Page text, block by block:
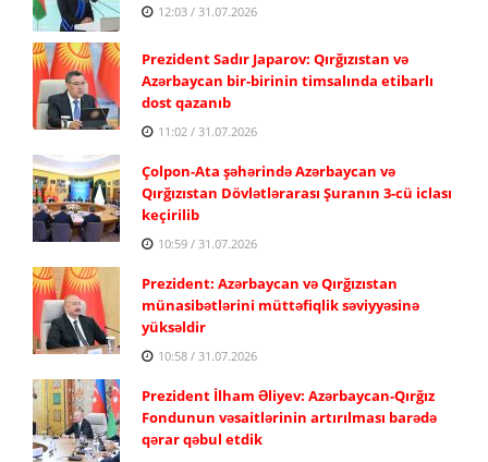
12:03 / 31.07.2026
Prezident Sadır Japarov: Qırğızıstan və
Azərbaycan bir-birinin timsalında etibarlı
dost qazanıb
11:02 / 31.07.2026
Çolpon-Ata şəhərində Azərbaycan və
Qırğızıstan Dövlətlərarası Şuranın 3-cü iclası
keçirilib
10:59 / 31.07.2026
Prezident: Azərbaycan və Qırğızıstan
münasibətlərini müttəfiqlik səviyyəsinə
yüksəldir
10:58 / 31.07.2026
Prezident İlham Əliyev: Azərbaycan-Qırğız
Fondunun vəsaitlərinin artırılması barədə
qərar qəbul etdik